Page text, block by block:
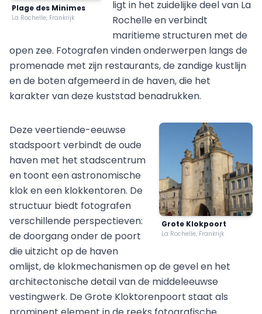
Plage des Minimes
La Rochelle, Frankrijk
ligt in het zuidelijke deel van La
Rochelle en verbindt
maritieme structuren met de
open zee. Fotografen vinden onderwerpen langs de
promenade met zijn restaurants, de zandige kustlijn
en de boten afgemeerd in de haven, die het
karakter van deze kuststad benadrukken.
Grote Klokpoort
La Rochelle, Frankrijk
Deze veertiende-eeuwse
stadspoort verbindt de oude
haven met het stadscentrum
en toont een astronomische
klok en een klokkentoren. De
structuur biedt fotografen
verschillende perspectieven:
de doorgang onder de poort
die uitzicht op de haven
omlijst, de klokmechanismen op de gevel en het
architectonische detail van de middeleeuwse
vestingwerk. De Grote Kloktorenpoort staat als